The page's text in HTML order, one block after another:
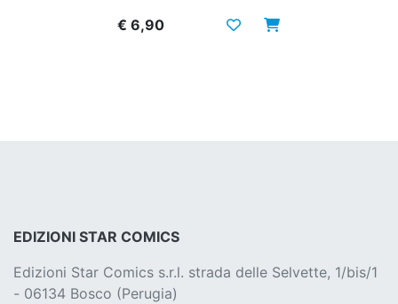
€ 6,90
EDIZIONI STAR COMICS
Edizioni Star Comics s.r.l. strada delle Selvette, 1/bis/1
- 06134 Bosco (Perugia)